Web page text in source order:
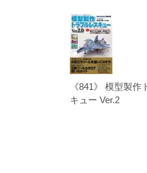
《841》 模型製作
キュー Ver.2